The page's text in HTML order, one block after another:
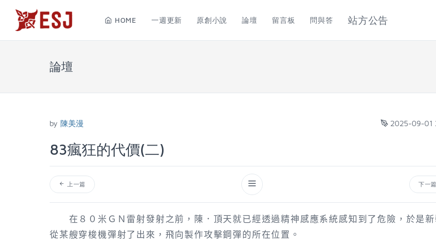
HOME 一週更新 原創小說 論壇 留言板 問與答 站方公告
論壇
by 陳美漫 2025-09-01
83瘋狂的代價(二)
上一篇 下一篇
在８０米ＧＮ雷射發射之前，陳．頂天就已經透過精神感應系統感知到了危險，於是新
從某艘穿梭機彈射了出來，飛向製作攻擊鋼彈的所在位置。